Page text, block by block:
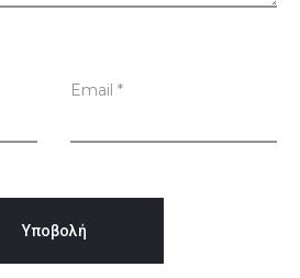
Email *